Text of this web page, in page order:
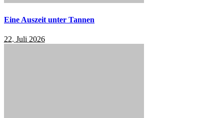
Eine Auszeit unter Tannen
22. Juli 2026